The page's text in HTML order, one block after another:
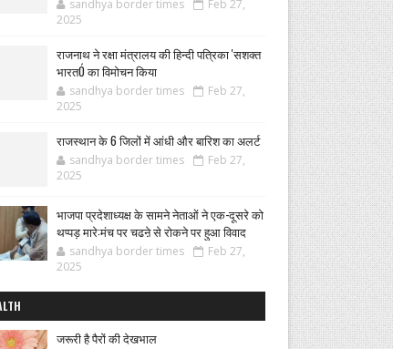
sandhya border times
Feb 27,
2025
राजनाथ ने रक्षा मंत्रालय की हिन्दी पत्रिका 'सशक्त
भारतÓ का विमोचन किया
sandhya border times
Feb 27,
2025
राजस्थान के 6 जिलों में आंधी और बारिश का अलर्ट
sandhya border times
Feb 27,
2025
भाजपा प्रदेशाध्यक्ष के सामने नेताओं ने एक-दूसरे को
थप्पड़ मारे:मंच पर चढऩे से रोकने पर हुआ विवाद
sandhya border times
Feb 27,
2025
जरूरी है पैरों की देखभाल